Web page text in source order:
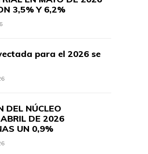
3,5% Y 6,2%
para el 2026 se
DEL NÚCLEO
DE 2026
UN 0,9%